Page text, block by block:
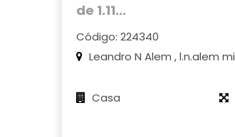
de 1.11...
Código: 224340
Leandro N Alem , l.n.alem
Casa